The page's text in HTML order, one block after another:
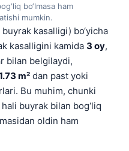
bo‘lmasa ham
mumkin.
kasalligi) bo‘yicha
kasalligini kamida 3 oy,
bilan belgilaydi,
m² dan past yoki
Bu muhim, chunki
buyrak bilan bog‘liq
oldin ham